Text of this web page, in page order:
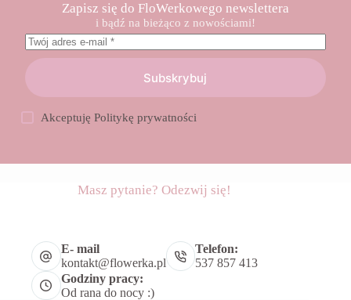
Zapisz się do FloWerkowego newslettera
i bądź na bieżąco z nowościami!
Subskrybuj
AkceptujęPolitykę prywatności
Masz pytanie? Odezwij się!
E- mail
kontakt@flowerka.pl
Telefon:
537 857 413
Godziny pracy:
Od rana do nocy :)